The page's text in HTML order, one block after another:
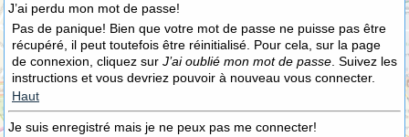
J’ai perdu mon mot de passe!
Pas de panique! Bien que votre mot de passe ne puisse pas être
récupéré, il peut toutefois être réinitialisé. Pour cela, sur la page
de connexion, cliquez sur J’ai oublié mon mot de passe . Suivez les
instructions et vous devriez pouvoir à nouveau vous connecter.
Haut
Je suis enregistré mais je ne peux pas me connecter!